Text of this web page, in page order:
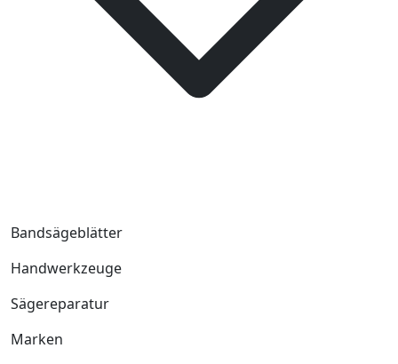
Bandsägeblätter
Handwerkzeuge
Sägereparatur
Marken